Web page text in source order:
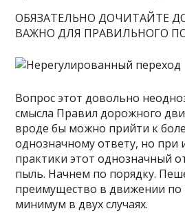
ОБЯЗАТЕЛЬНО ДОЧИТАЙТЕ
ВАЖНО ДЛЯ ПРАВИЛЬНОГО
Вопрос этот довольно
смысла Правил дорожного
вроде бы можно прийти к
однозначному ответу, но при
практики этот однозначный
пыль. Начнем по порядку.
преимущество в движении по
минимум в двух случаях.